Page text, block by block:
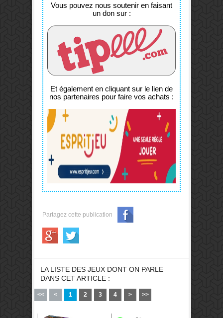
Vous pouvez nous soutenir en faisant
un don sur :
Et également en cliquant sur le lien de
nos partenaires pour faire vos achats :
Partagez cette publication
LA LISTE DES JEUX DONT ON PARLE
DANS CET ARTICLE :
<< < 1 2 3 4 > >>